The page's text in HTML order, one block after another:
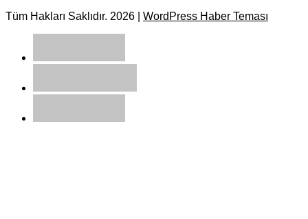
Tüm Hakları Saklıdır. 2026 | WordPress Haber Teması